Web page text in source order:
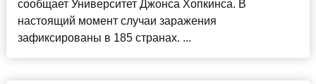
сообщает Университет Джонса Хопкинса. В
настоящий момент случаи заражения
зафиксированы в 185 странах. ...